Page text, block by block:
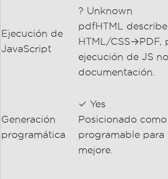
Ejecución de
JavaScript
? Unknown
pdfHTML
HTML/CSS→PDF,
ejecución de JS
documentación.
Generación
programática
✓ Yes
Posicionado
programable para
mejore.